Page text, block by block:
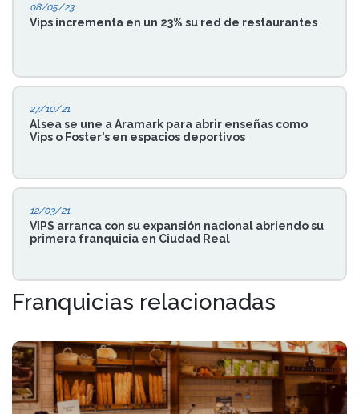
08/05/23
Vips incrementa en un 23% su red de restaurantes
27/10/21
Alsea se une a Aramark para abrir enseñas como
Vips o Foster’s en espacios deportivos
12/03/21
VIPS arranca con su expansión nacional abriendo su
primera franquicia en Ciudad Real
Franquicias relacionadas